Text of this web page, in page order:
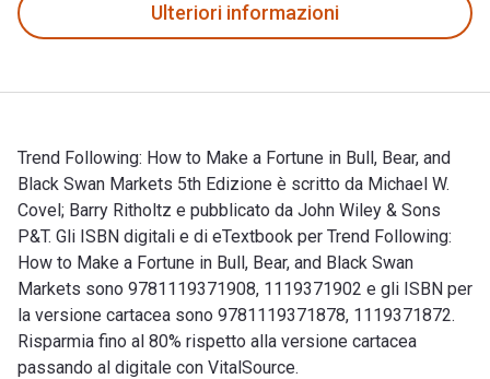
Ulteriori informazioni
Trend Following: How to Make a Fortune in Bull, Bear, and
Black Swan Markets 5th Edizione è scritto da Michael W.
Covel; Barry Ritholtz e pubblicato da John Wiley & Sons
P&T. Gli ISBN digitali e di eTextbook per Trend Following:
How to Make a Fortune in Bull, Bear, and Black Swan
Markets sono 9781119371908, 1119371902 e gli ISBN per
la versione cartacea sono 9781119371878, 1119371872.
Risparmia fino al 80% rispetto alla versione cartacea
passando al digitale con VitalSource.